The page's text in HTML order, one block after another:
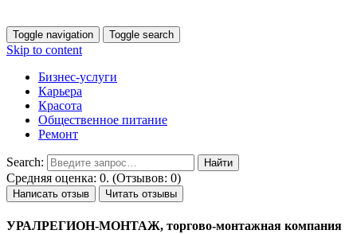
Toggle navigation Toggle search
Skip to content
Бизнес-услуги
Карьера
Красота
Общественное питание
Ремонт
Search:
Средняя оценка: 0. (Отзывов: 0)
Написать отзыв Читать отзывы
УРАЛРЕГИОН-МОНТАЖ, торгово-монтажная компания